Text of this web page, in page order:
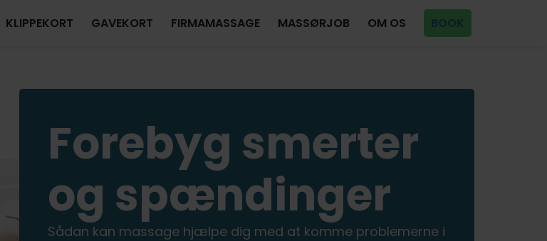
KLIPPEKORT GAVEKORT FIRMAMASSAGE MASSØRJOB OM OS BOOK
Forebyg smerter
og spændinger
Sådan kan massage hjælpe dig med at komme problemerne i